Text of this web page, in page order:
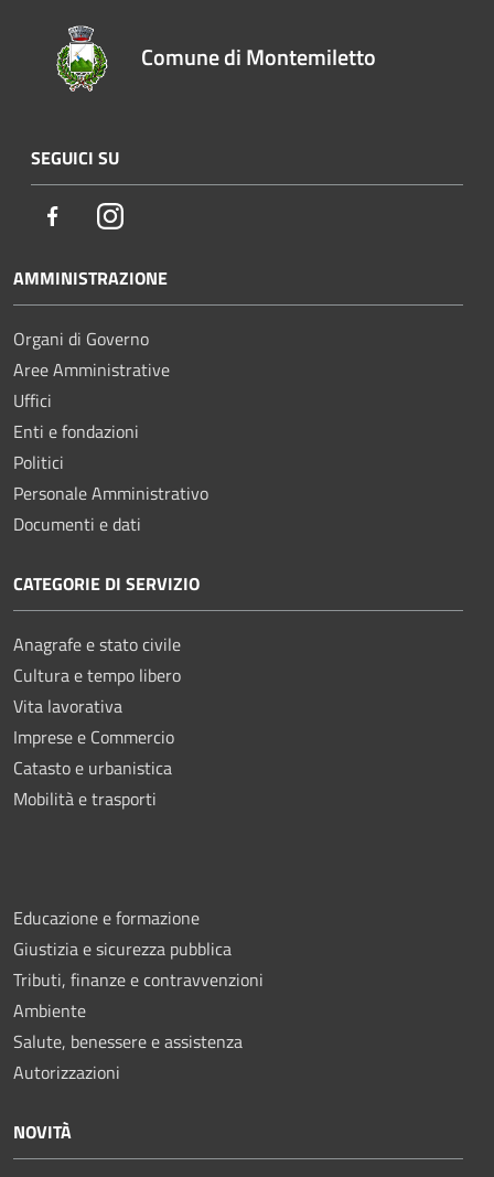
Comune di Montemiletto
SEGUICI SU
FacebookInstagram
AMMINISTRAZIONE
Organi di Governo
Aree Amministrative
Uffici
Enti e fondazioni
Politici
Personale Amministrativo
Documenti e dati
CATEGORIE DI SERVIZIO
Anagrafe e stato civile
Cultura e tempo libero
Vita lavorativa
Imprese e Commercio
Catasto e urbanistica
Mobilità e trasporti
Educazione e formazione
Giustizia e sicurezza pubblica
Tributi, finanze e contravvenzioni
Ambiente
Salute, benessere e assistenza
Autorizzazioni
NOVITÀ